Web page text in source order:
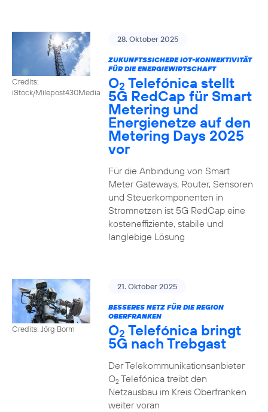
Credits:
iStock/Milepost430Media
28. Oktober 2025
ZUKUNFTSSICHERE IOT-KONNEKTIVITÄT
FÜR DIE ENERGIEWIRTSCHAFT
O2 Telefónica stellt
5G RedCap für Smart
Metering und
Energienetze auf den
Metering Days 2025
vor
Für die Anbindung von Smart
Meter Gateways, Router, Sensoren
und Steuerkomponenten in
Stromnetzen ist 5G RedCap eine
kosteneffiziente, stabile und
langlebige Lösung
Credits: Jörg Borm
21. Oktober 2025
BESSERES NETZ FÜR DIE REGION
OBERFRANKEN
O2 Telefónica bringt
5G nach Trebgast
Der Telekommunikationsanbieter
O2Telefónica treibt den
Netzausbau im Kreis Oberfranken
weiter voran